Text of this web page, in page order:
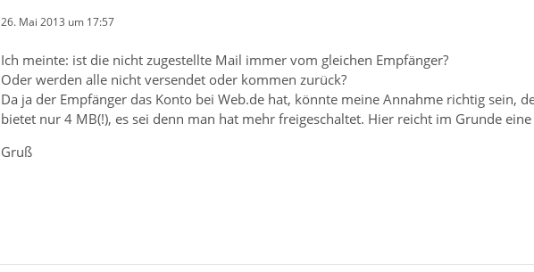
26. Mai 2013 um 17:57
Ich meinte: ist die nicht zugestellte Mail immer vom gleichen Empfänger?
Oder werden alle nicht versendet oder kommen zurück?
Da ja der Empfänger das Konto bei Web.de hat, könnte meine Annahme richtig sein,
bietet nur 4 MB(!), es sei denn man hat mehr freigeschaltet. Hier reicht im Grunde
Gruß